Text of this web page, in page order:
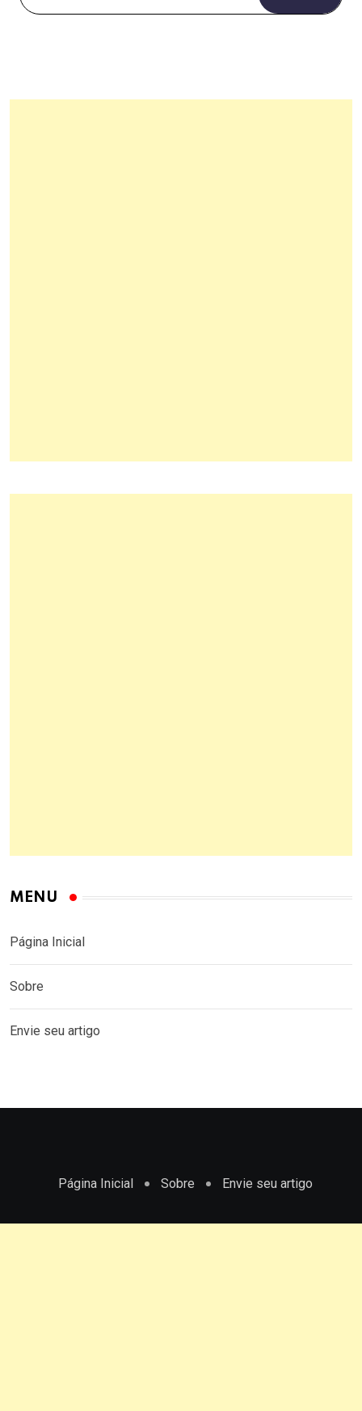
MENU
Página Inicial
Sobre
Envie seu artigo
Página Inicial Sobre Envie seu artigo